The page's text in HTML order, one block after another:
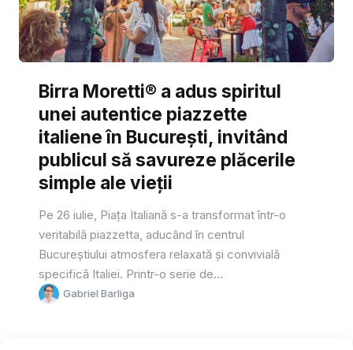
Birra Moretti® a adus spiritul
unei autentice piazzette
italiene în București, invitând
publicul să savureze plăcerile
simple ale vieții
Pe 26 iulie, Piața Italiană s-a transformat într-o
veritabilă piazzetta, aducând în centrul
Bucureștiului atmosfera relaxată și convivială
specifică Italiei. Printr-o serie de...
Gabriel Barliga